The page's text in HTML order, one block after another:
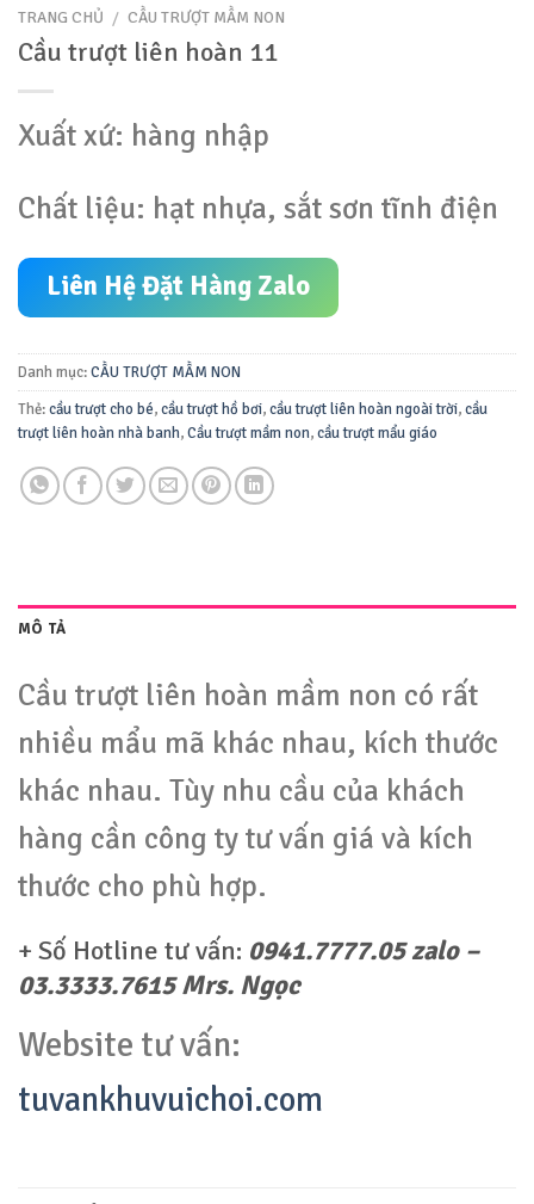
TRANG CHỦ / CẦU TRƯỢT MẦM NON
Cầu trượt liên hoàn 11
Xuất xứ: hàng nhập
Chất liệu: hạt nhựa, sắt sơn tĩnh điện
Liên Hệ Đặt Hàng Zalo
Danh mục:CẦU TRƯỢT MẦM NON
Thẻ:cầu trượt cho bé,cầu trượt hồ bơi,cầu trượt liên hoàn ngoài trời,cầu
trượt liên hoàn nhà banh,Cầu trượt mầm non,cầu trượt mẩu giáo
MÔ TẢ
Cầu trượt liên hoàn mầm non có rất
nhiều mẩu mã khác nhau, kích thước
khác nhau. Tùy nhu cầu của khách
hàng cần công ty tư vấn giá và kích
thước cho phù hợp.
+ Số Hotline tư vấn: 0941.7777.05 zalo –
03.3333.7615 Mrs. Ngọc
Website tư vấn:
tuvankhuvuichoi.com